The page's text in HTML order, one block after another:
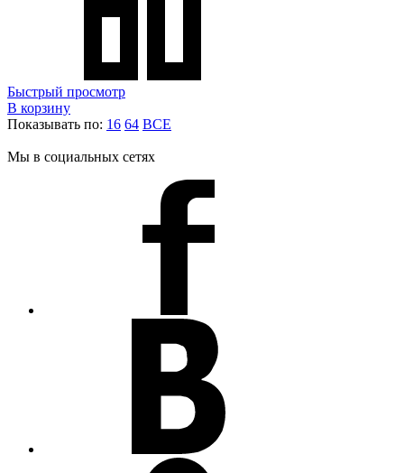
Быстрый просмотр
В корзину
Показывать по: 16 64 ВСЕ
Мы в социальных сетях